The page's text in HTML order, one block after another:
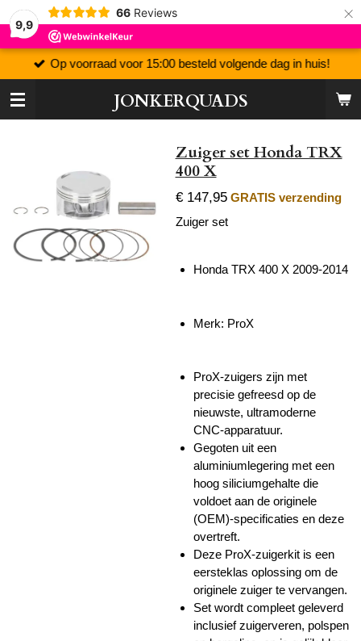
9,9
66 Reviews ×
JONKERQUADS
Op voorraad voor 15:00 besteld volgende dag in huis!
Zuiger set Honda TRX
400 X
€ 147,95 GRATIS verzending
Zuiger set
Honda TRX 400 X 2009-2014
Merk: ProX
ProX-zuigers zijn met
precisie gefreesd op de
nieuwste, ultramoderne
CNC-apparatuur.
Gegoten uit een
aluminiumlegering met een
hoog siliciumgehalte die
voldoet aan de originele
(OEM)-specificaties en deze
overtreft.
Deze ProX-zuigerkit is een
eersteklas oplossing om de
originele zuiger te vervangen.
Set wordt compleet geleverd
inclusief zuigerveren, polspen